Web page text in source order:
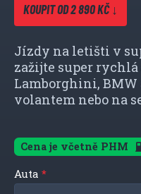
KOUPIT OD 2 890 KČ ↓
Jízdy na letišti v
zažijte super
Lamborghini, BMW
volantem nebo na
Cena je včetně PHM
Auta